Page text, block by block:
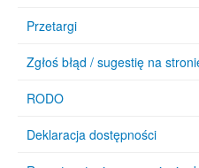
Przetargi
Zgłoś błąd / sugestię na
RODO
Deklaracja dostępności